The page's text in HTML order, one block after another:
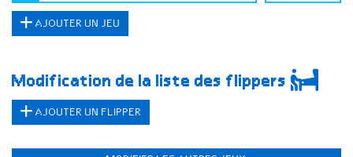
AJOUTER UN JEU
Modification de la liste des flippers
AJOUTER UN FLIPPER